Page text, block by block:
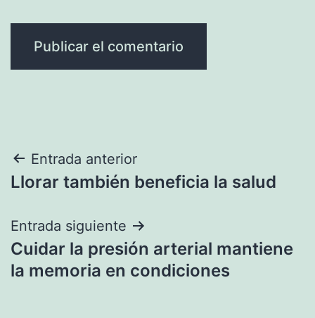
Navegación
de
entradas
Entrada anterior
Llorar también beneficia la salud
Entrada siguiente
Cuidar la presión arterial mantiene
la memoria en condiciones